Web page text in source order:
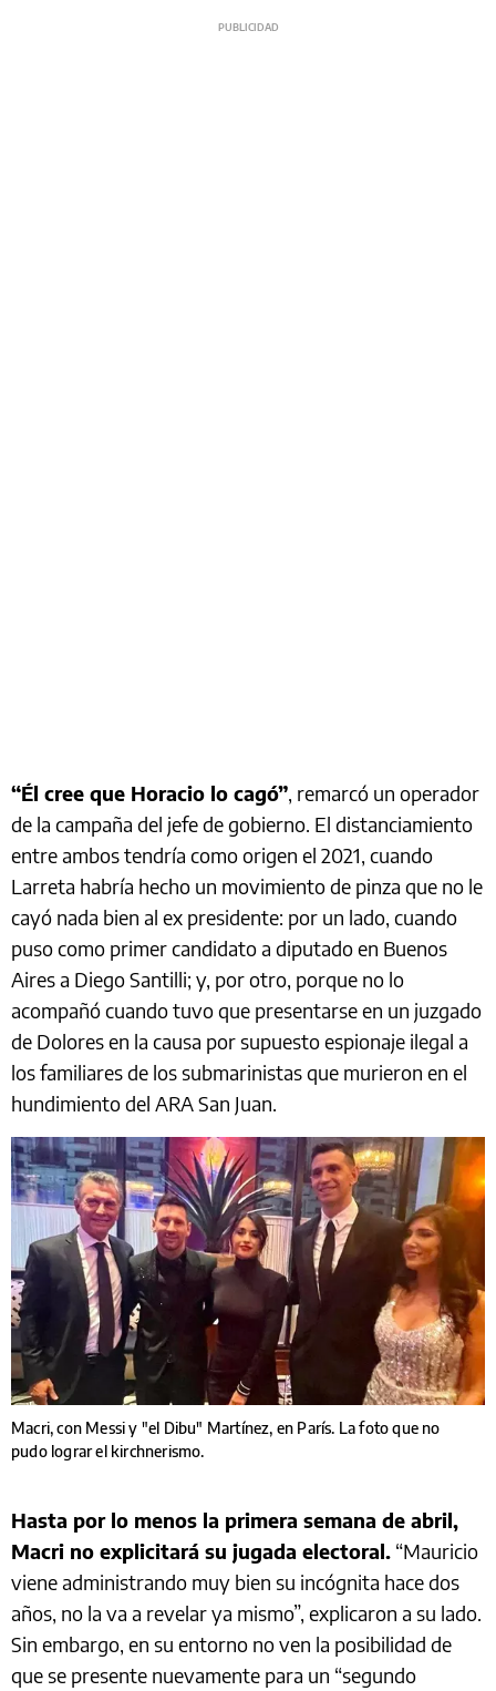
“Él cree que Horacio lo cagó”, remarcó un operador
de la campaña del jefe de gobierno. El distanciamiento
entre ambos tendría como origen el 2021, cuando
Larreta habría hecho un movimiento de pinza que no le
cayó nada bien al ex presidente: por un lado, cuando
puso como primer candidato a diputado en Buenos
Aires a Diego Santilli; y, por otro, porque no lo
acompañó cuando tuvo que presentarse en un juzgado
de Dolores en la causa por supuesto espionaje ilegal a
los familiares de los submarinistas que murieron en el
hundimiento del ARA San Juan.
Macri, con Messi y "el Dibu" Martínez, en París. La foto que no
pudo lograr el kirchnerismo.
Hasta por lo menos la primera semana de abril,
Macri no explicitará su jugada electoral. “Mauricio
viene administrando muy bien su incógnita hace dos
años, no la va a revelar ya mismo”, explicaron a su lado.
Sin embargo, en su entorno no ven la posibilidad de
que se presente nuevamente para un “segundo